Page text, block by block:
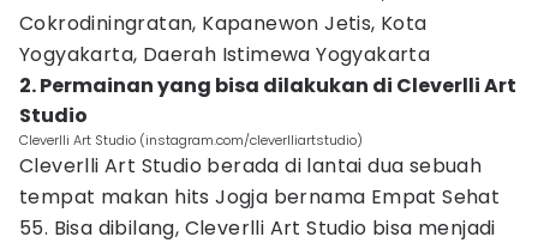
Cokrodiningratan, Kapanewon Jetis, Kota
Yogyakarta, Daerah Istimewa Yogyakarta
2. Permainan yang bisa dilakukan di Cleverlli Art
Studio
Cleverlli Art Studio (instagram.com/cleverlliartstudio)
Cleverlli Art Studio berada di lantai dua sebuah
tempat makan hits Jogja bernama Empat Sehat
55. Bisa dibilang, Cleverlli Art Studio bisa menjadi